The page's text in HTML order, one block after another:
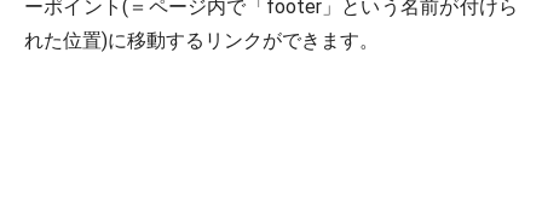
ーポイント(＝ページ内で「footer」という名前が付けら
れた位置)に移動するリンクができます。